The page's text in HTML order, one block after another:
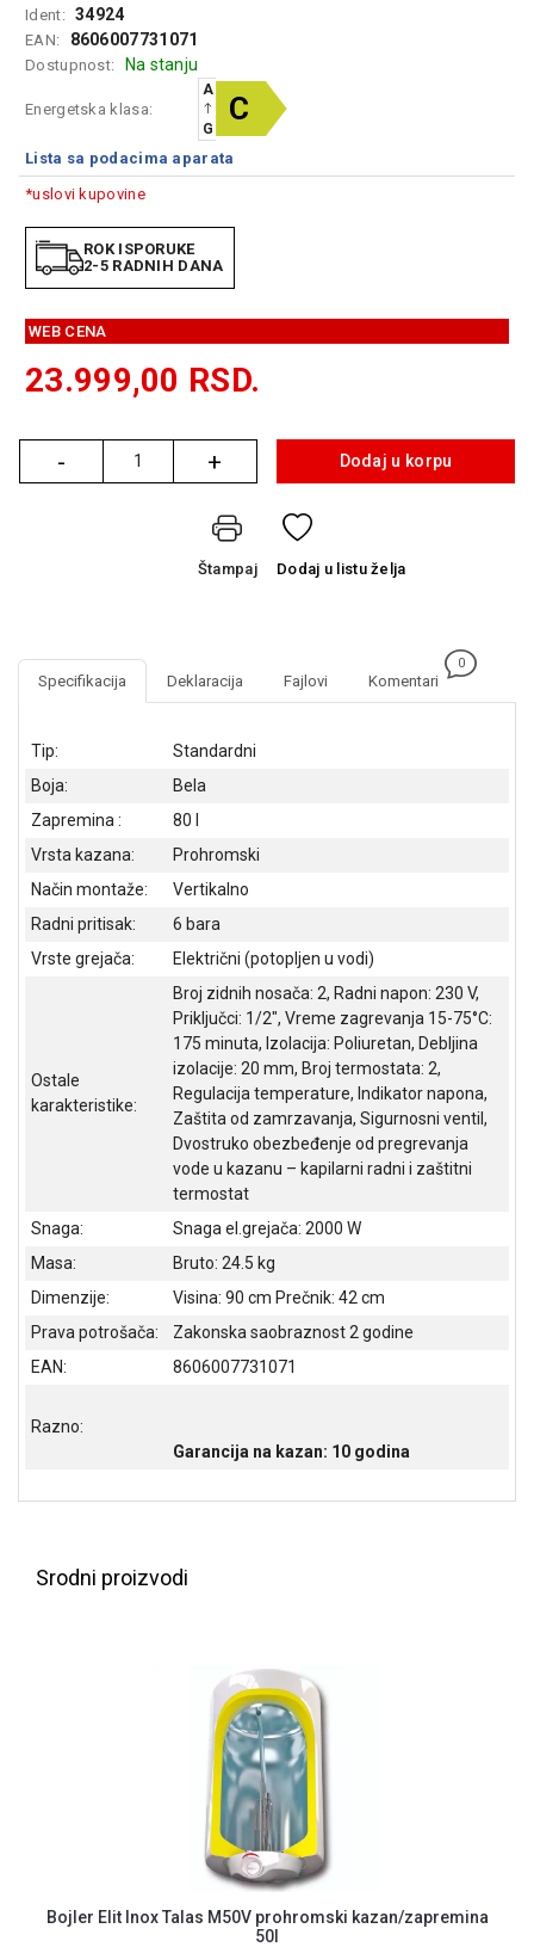
GAMING
EELEKTRO
SISTEMI
OPREMA
ŠTAMPAČI,
FOTOKOPIRI
FOTOAPARATI
KABLOVI I
KANCELARIJSKI
MATERIJAL
SVE
ZA
KUĆU
ŠKOLSKI
PRIBOR
BAŠTA
IGRAČKE
Ident: 34924
EAN: 8606007731071
Dostupnost: Na stanju
Energetska klasa:
A
G
C
Lista sa podacima aparata
*uslovi kupovine
ROK ISPORUKE
2-5 RADNIH DANA
WEB CENA
23.999,00 RSD.
-
Količina + Dodaj u korpu
Štampaj Dodaj u listu želja
Specifikacija Deklaracija Fajlovi Komentari
0
Tip:
Standardni
Boja:
Bela
Zapremina :
80 l
Vrsta kazana:
Prohromski
Način montaže:
Vertikalno
Radni pritisak:
6 bara
Vrste grejača:
Električni (potopljen u vodi)
Ostale
karakteristike:
Broj zidnih nosača: 2, Radni napon: 230 V,
Priključci: 1/2", Vreme zagrevanja 15-75°C:
175 minuta, Izolacija: Poliuretan, Debljina
izolacije: 20 mm, Broj termostata: 2,
Regulacija temperature, Indikator napona,
Zaštita od zamrzavanja, Sigurnosni ventil,
Dvostruko obezbeđenje od pregrevanja
vode u kazanu – kapilarni radni i zaštitni
termostat
Snaga:
Snaga el.grejača: 2000 W
Masa:
Bruto: 24.5 kg
Dimenzije:
Visina: 90 cm Prečnik: 42 cm
Prava potrošača:
Zakonska saobraznost 2 godine
EAN:
8606007731071
Razno:
Garancija na kazan: 10 godina
Srodni proizvodi
Bojler Elit Inox Talas M50V prohromski kazan/zapremina
50l